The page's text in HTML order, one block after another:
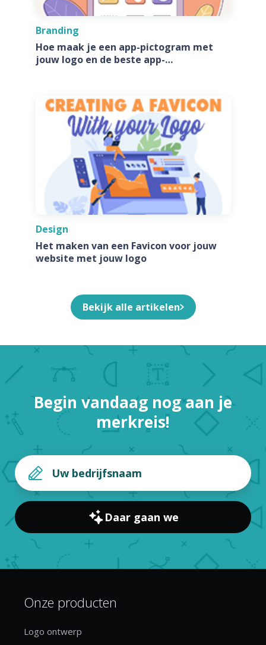
Branding
Hoe maak je een app-pictogram met
jouw logo en de beste app-
Design
Het maken van een Favicon voor jouw
website met jouw logo
Bekijk alle artikelen
Begin vandaag nog aan je
merkreis!
Daar gaan we
Onze producten
Logo ontwerp